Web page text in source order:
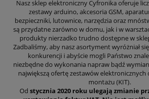
Nasz sklep elektroniczny Cyfronika oferuje
zestawy arduino, akcesoria GSM,
bezpieczniki, lutownice, narzędzia oraz
są przydatne zarówno w domu, jak i w
produkty nierzadko trudno dostępne w
Zadbaliśmy, aby nasz asortyment wyróżniał
konkurencji i abyście mogli Państwo
niezbędne do wykonania napraw bądź
największą ofertę zestawów elektronicznych
montażu (KIT).
Od stycznia 2020 roku ulegają zmianie